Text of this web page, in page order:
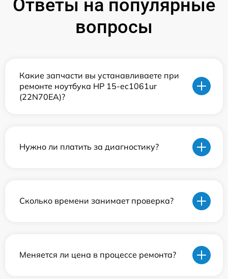
Ответы на популярные
вопросы
Какие запчасти вы устанавливаете при
ремонте ноутбука HP 15-ec1061ur
(22N70EA)?
Нужно ли платить за диагностику?
Сколько времени занимает проверка?
Меняется ли цена в процессе ремонта?